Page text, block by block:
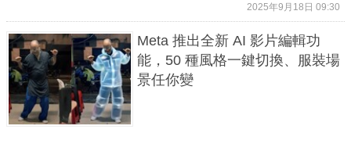
2025年9月18日 09:30
Meta 推出全新 AI 影片編輯功
能，50 種風格一鍵切換、服裝場
景任你變